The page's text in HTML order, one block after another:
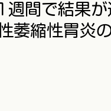
間で結果
萎縮性胃炎